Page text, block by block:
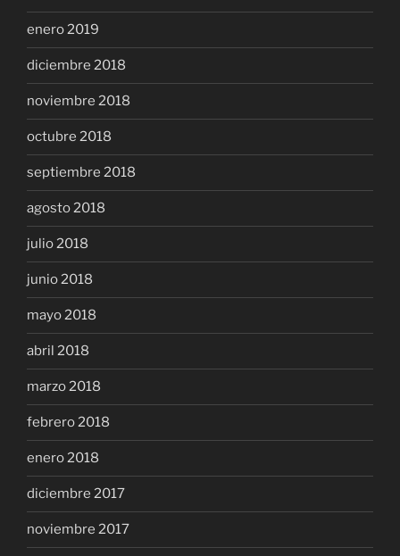
enero 2019
diciembre 2018
noviembre 2018
octubre 2018
septiembre 2018
agosto 2018
julio 2018
junio 2018
mayo 2018
abril 2018
marzo 2018
febrero 2018
enero 2018
diciembre 2017
noviembre 2017